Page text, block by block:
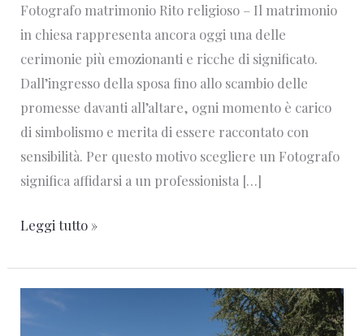
Fotografo matrimonio Rito religioso – Il matrimonio
in chiesa rappresenta ancora oggi una delle
cerimonie più emozionanti e ricche di significato.
Dall’ingresso della sposa fino allo scambio delle
promesse davanti all’altare, ogni momento è carico
di simbolismo e merita di essere raccontato con
sensibilità. Per questo motivo scegliere un Fotografo
significa affidarsi a un professionista […]
Leggi tutto »
Fotografo